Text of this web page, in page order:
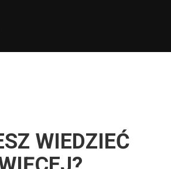
WIEDZIEĆ